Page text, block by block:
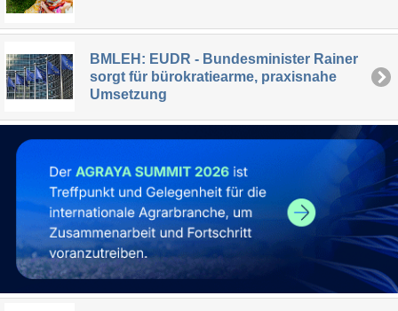
BMLEH: EUDR - Bundesminister Rainer
sorgt für bürokratiearme, praxisnahe
Umsetzung